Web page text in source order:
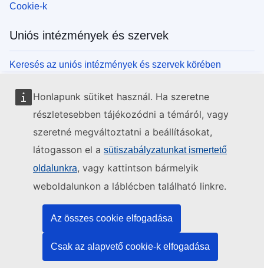
Honlapunk sütiket használ. Ha szeretne
részletesebben tájékozódni a témáról, vagy
szeretné megváltoztatni a beállításokat,
látogasson el a sütiszabályzatunkat ismertető
oldalunkra, vagy kattintson bármelyik
weboldalunkon a láblécben található linkre.
Az összes cookie elfogadása
Csak az alapvető cookie-k elfogadása
Cookie-k
Uniós intézmények és szervek
Keresés az uniós intézmények és szervek körében